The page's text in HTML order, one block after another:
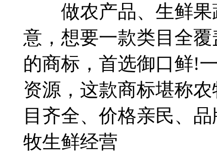
做农产品、生鲜果
意，想要一款类目全
的商标，首选御口鲜!
资源，这款商标堪称
目齐全、价格亲民、
牧生鲜经营